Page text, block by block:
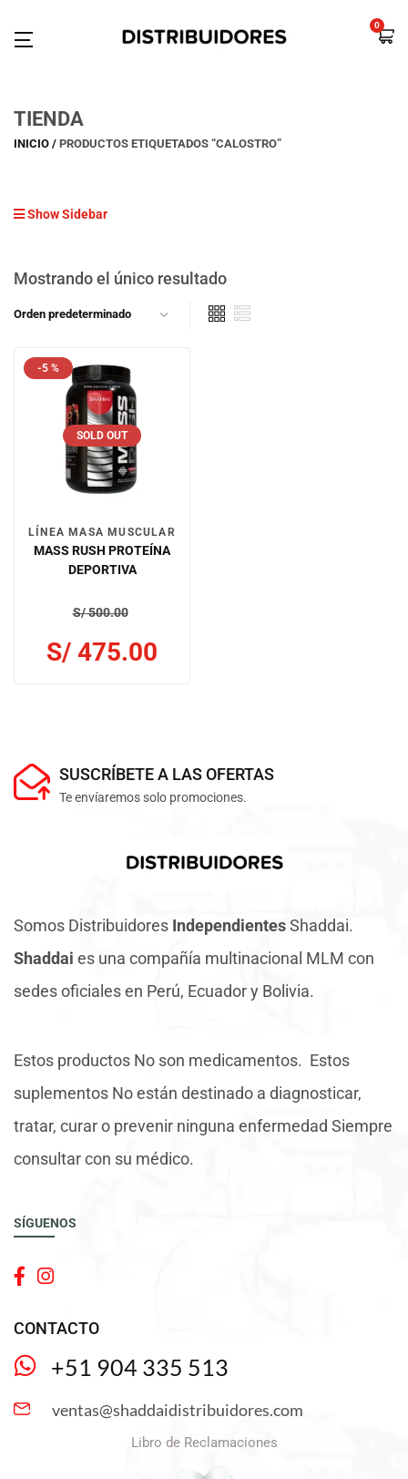
0
TIENDA
INICIO PRODUCTOS ETIQUETADOS “CALOSTRO”
Show Sidebar
Mostrando el único resultado
SOLD OUT
-5 %
LÍNEA MASA MUSCULAR
MASS RUSH PROTEÍNA
DEPORTIVA
S/500.00
S/ 475.00
SUSCRÍBETE A LAS OFERTAS
Te envíaremos solo promociones.
Somos Distribuidores IndependientesShaddai.
Shaddai es una compañía multinacional MLM con
sedes oficiales en Perú, Ecuador y Bolivia.
Estos productos No son medicamentos. Estos
suplementos No están destinado a diagnosticar,
tratar, curar o prevenir ninguna enfermedad Siempre
consultar con su médico.
SÍGUENOS
CONTACTO
+51 904 335 513
ventas@shaddaidistribuidores.com
Libro de Reclamaciones